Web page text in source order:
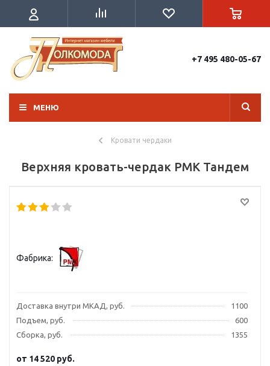
+7 495 480-05-67
МЕНЮ
Кровати чердаки
Верхняя кровать-чердак РМК Тандем
Фабрика:
Доставка внутри МКАД, руб.
1100
Подъем, руб.
600
Сборка, руб.
1355
от 14 520 руб.